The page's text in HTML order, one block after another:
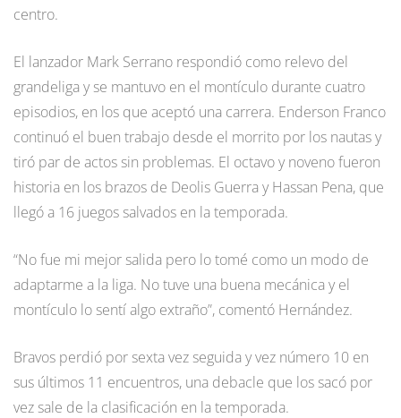
centro.
El lanzador Mark Serrano respondió como relevo del
grandeliga y se mantuvo en el montículo durante cuatro
episodios, en los que aceptó una carrera. Enderson Franco
continuó el buen trabajo desde el morrito por los nautas y
tiró par de actos sin problemas. El octavo y noveno fueron
historia en los brazos de Deolis Guerra y Hassan Pena, que
llegó a 16 juegos salvados en la temporada.
“No fue mi mejor salida pero lo tomé como un modo de
adaptarme a la liga. No tuve una buena mecánica y el
montículo lo sentí algo extraño”, comentó Hernández.
Bravos perdió por sexta vez seguida y vez número 10 en
sus últimos 11 encuentros, una debacle que los sacó por
vez sale de la clasificación en la temporada.